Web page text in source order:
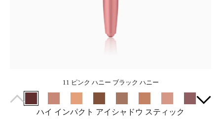
11 ピンク ハニー ブラック ハニー
ハイ インパクト アイシャドウ スティック